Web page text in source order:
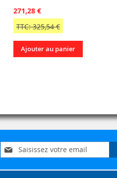
271,28 €
TTC: 325,54 €
Ajouter au panier
Inscription
à